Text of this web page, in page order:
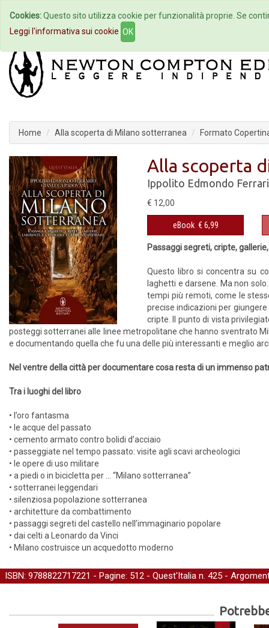
Home Autori Eventi
Home Alla scoperta di Milano sotterranea Formato
Alla scoperta
Ippolito Edmondo
€ 12,00
eBook € 6,99
Passaggi segreti, cripte,
Questo libro si concentra su
laghetti e darsene. Ma non
tempi più remoti, come le
precise indicazioni per
cripte. Il punto di vista
posteggi sotterranei alle linee metropolitane che hanno sventrato
e documentando quella che fu una delle più interessanti e meglio
Nel ventre della città per documentare cosa resta di un immenso
Tra i luoghi del libro
• l’oro fantasma
• le acque del passato
• cemento armato contro bolidi d’acciaio
• passeggiate nel tempo passato: visite agli scavi archeologici
• le opere di uso militare
• a piedi o in bicicletta per … “Milano sotterranea”
• sotterranei leggendari
• silenziosa popolazione sotterranea
• architetture da combattimento
• passaggi segreti del castello nell’immaginario popolare
• dai celti a Leonardo da Vinci
• Milano costruisce un acquedotto moderno
ISBN: 9788822717221 - Pagine: 512 - Quest'Italia n. 425 -
Cookies:Questo sito utilizza cookie per funzionalità proprie. Se
Leggi l'informativa sui cookie OK